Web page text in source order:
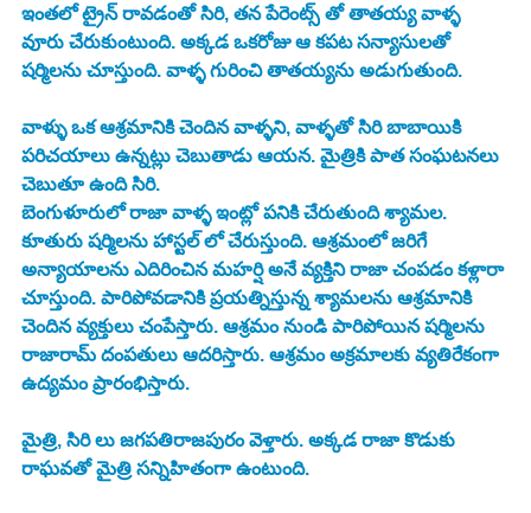
ఇంతలో ట్రైన్ రావడంతో సిరి, తన పేరెంట్స్ తో తాతయ్య వాళ్ళ
వూరు చేరుకుంటుంది. అక్కడ ఒకరోజు ఆ కపట సన్యాసులతో
షర్మిలను చూస్తుంది. వాళ్ళ గురించి తాతయ్యను అడుగుతుంది.
వాళ్ళు ఒక ఆశ్రమానికి చెందిన వాళ్ళని, వాళ్ళతో సిరి బాబాయికి
పరిచయాలు ఉన్నట్లు చెబుతాడు ఆయన. మైత్రికి పాత సంఘటనలు
చెబుతూ ఉంది సిరి.
బెంగుళూరులో రాజా వాళ్ళ ఇంట్లో పనికి చేరుతుంది శ్యామల.
కూతురు షర్మిలను హాస్టల్ లో చేరుస్తుంది. ఆశ్రమంలో జరిగే
అన్యాయాలను ఎదిరించిన మహర్షి అనే వ్యక్తిని రాజా చంపడం కళ్లారా
చూస్తుంది. పారిపోవడానికి ప్రయత్నిస్తున్న శ్యామలను ఆశ్రమానికి
చెందిన వ్యక్తులు చంపేస్తారు. ఆశ్రమం నుండి పారిపోయిన షర్మిలను
రాజారామ్ దంపతులు ఆదరిస్తారు. ఆశ్రమం అక్రమాలకు వ్యతిరేకంగా
ఉద్యమం ప్రారంభిస్తారు.
మైత్రి, సిరి లు జగపతిరాజపురం వెళ్తారు. అక్కడ రాజా కొడుకు
రాఘవతో మైత్రి సన్నిహితంగా ఉంటుంది.